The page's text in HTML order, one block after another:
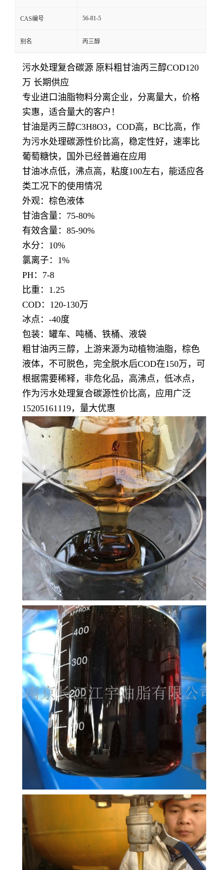
CAS编号 56-81-5
别名 丙三醇
污水处理复合碳源 原料粗甘油丙三醇COD120
万 长期供应
专业进口油脂物料分离企业，分离量大，价格
实惠，适合量大的客户！
甘油是丙三醇C3H8O3，COD高，BC比高，作
为污水处理碳源性价比高，稳定性好，速率比
葡萄糖快，国外已经普遍在应用
甘油冰点低，沸点高，粘度100左右，能适应各
类工况下的使用情况
外观：棕色液体
甘油含量：75-80%
有效含量：85-90%
水分：10%
氯离子：1%
PH：7-8
比重：1.25
COD：120-130万
冰点：-40度
包装：罐车、吨桶、铁桶、液袋
粗甘油丙三醇，上游来源为动植物油脂，棕色
液体，不可脱色，完全脱水后COD在150万，可
根据需要稀释，非危化品，高沸点，低冰点，
作为污水处理复合碳源性价比高，应用广泛
15205161119，量大优惠